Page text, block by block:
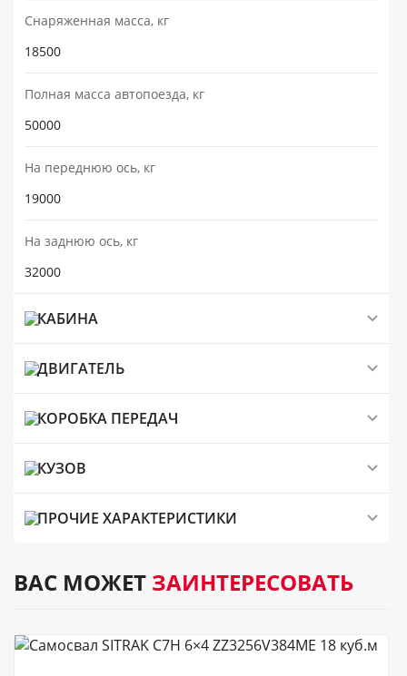
Cнаряженная масса, кг
18500
Полная масса автопоезда, кг
50000
На переднюю ось, кг
19000
На заднюю ось, кг
32000
КАБИНА
ДВИГАТЕЛЬ
КОРОБКА ПЕРЕДАЧ
КУЗОВ
ПРОЧИЕ ХАРАКТЕРИСТИКИ
ВАС МОЖЕТ ЗАИНТЕРЕСОВАТЬ